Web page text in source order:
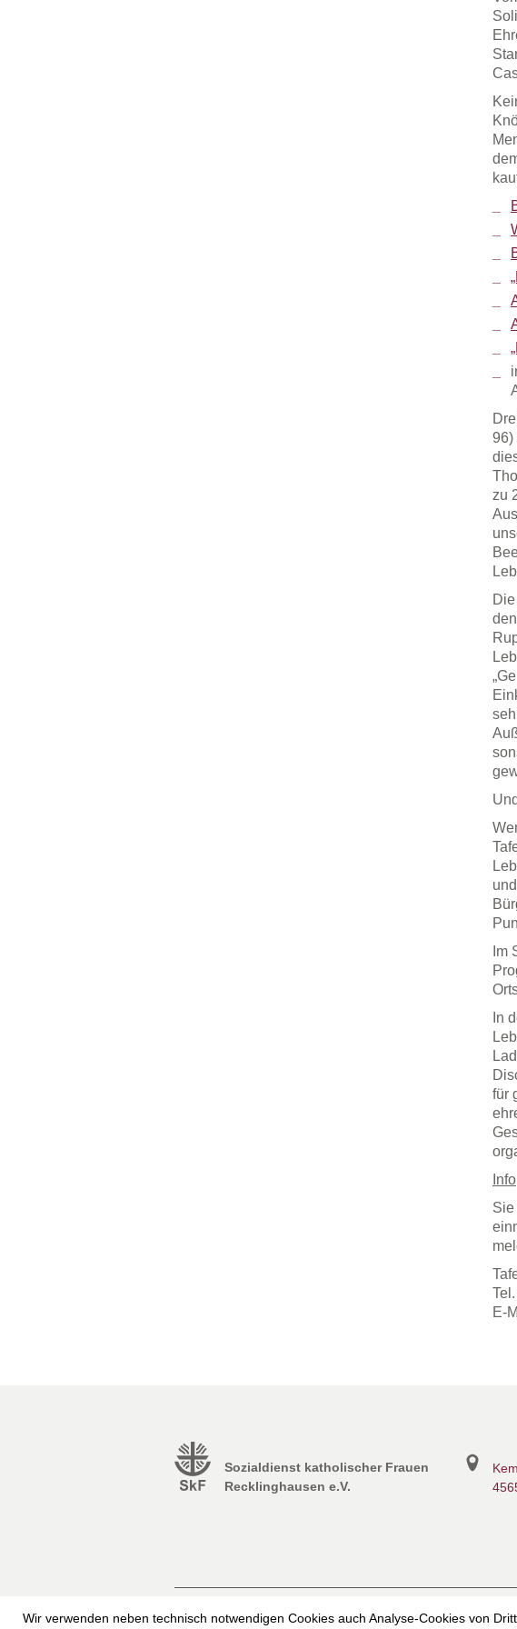
Wir verwenden neben technisch notwendigen Cookies auch Analyse-Cookies von
96)
zu
Im
In
für
Info
Sie
E-
Sozialdienst katholischer Frauen
Recklinghausen e.V.
Impressum Erklärung zur Barrierefreiheit